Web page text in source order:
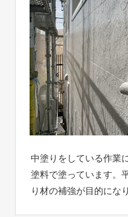
中塗りをしている作業
塗料で塗っています。
り材の補強が目的にな